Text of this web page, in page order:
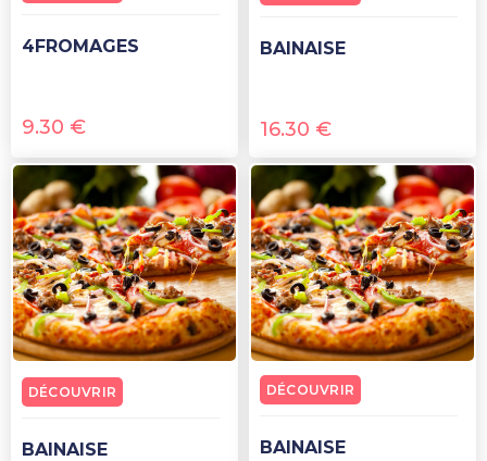
4FROMAGES
9.30 €
BAINAISE
16.30 €
BAINAISE
DÉCOUVRIR
BAINAISE
DÉCOUVRIR